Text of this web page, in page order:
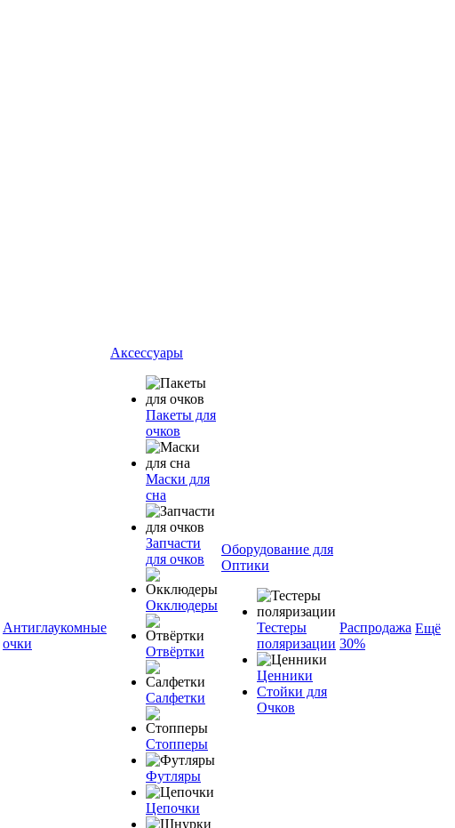
Антиглаукомные
очки
Аксессуары
Пакеты для
очков
Маски для
сна
Запчасти
для очков
Окклюдеры
Отвёртки
Салфетки
Стопперы
Футляры
Цепочки
Оборудование для
Оптики
Тестеры
поляризации
Ценники
Стойки для
Очков
Распродажа
30%
Ещё